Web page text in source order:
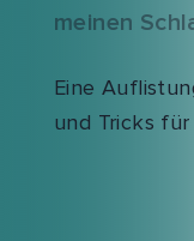
meinen
Eine
und Tricks